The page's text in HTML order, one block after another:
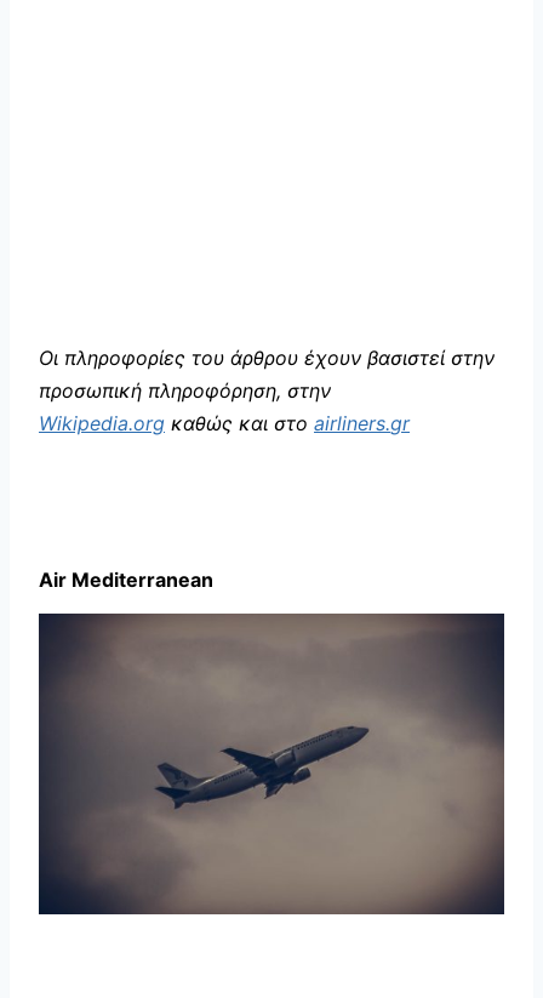
Οι πληροφορίες του άρθρου έχουν βασιστεί στην
προσωπική πληροφόρηση, στην
Wikipedia.org καθώς και στο airliners.gr
Air Mediterranean